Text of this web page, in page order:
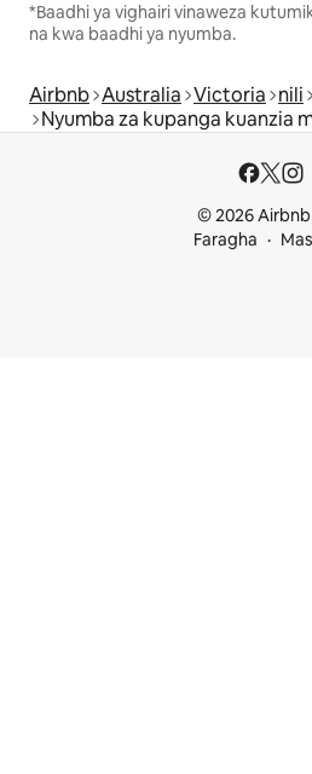
*Baadhi ya vighairi vinaweza
na kwa baadhi ya nyumba.
Airbnb Australia Victoria nili
Nyumba za kupanga kuanzia
© 2026
Faragha